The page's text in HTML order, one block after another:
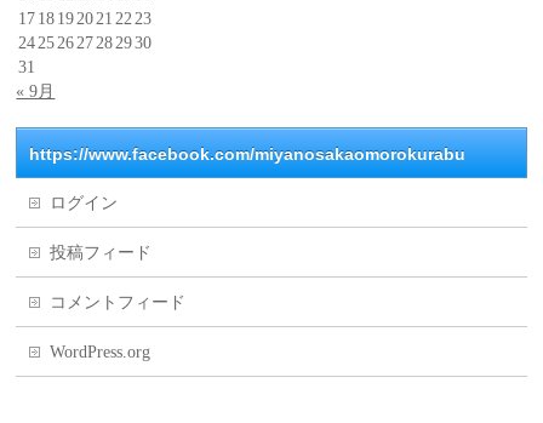
17 18 19 20 21 22 23
24 25 26 27 28 2930
31
« 9月
https://www.facebook.com/miyanosakaomorokurabu
ログイン
投稿フィード
コメントフィード
WordPress.org